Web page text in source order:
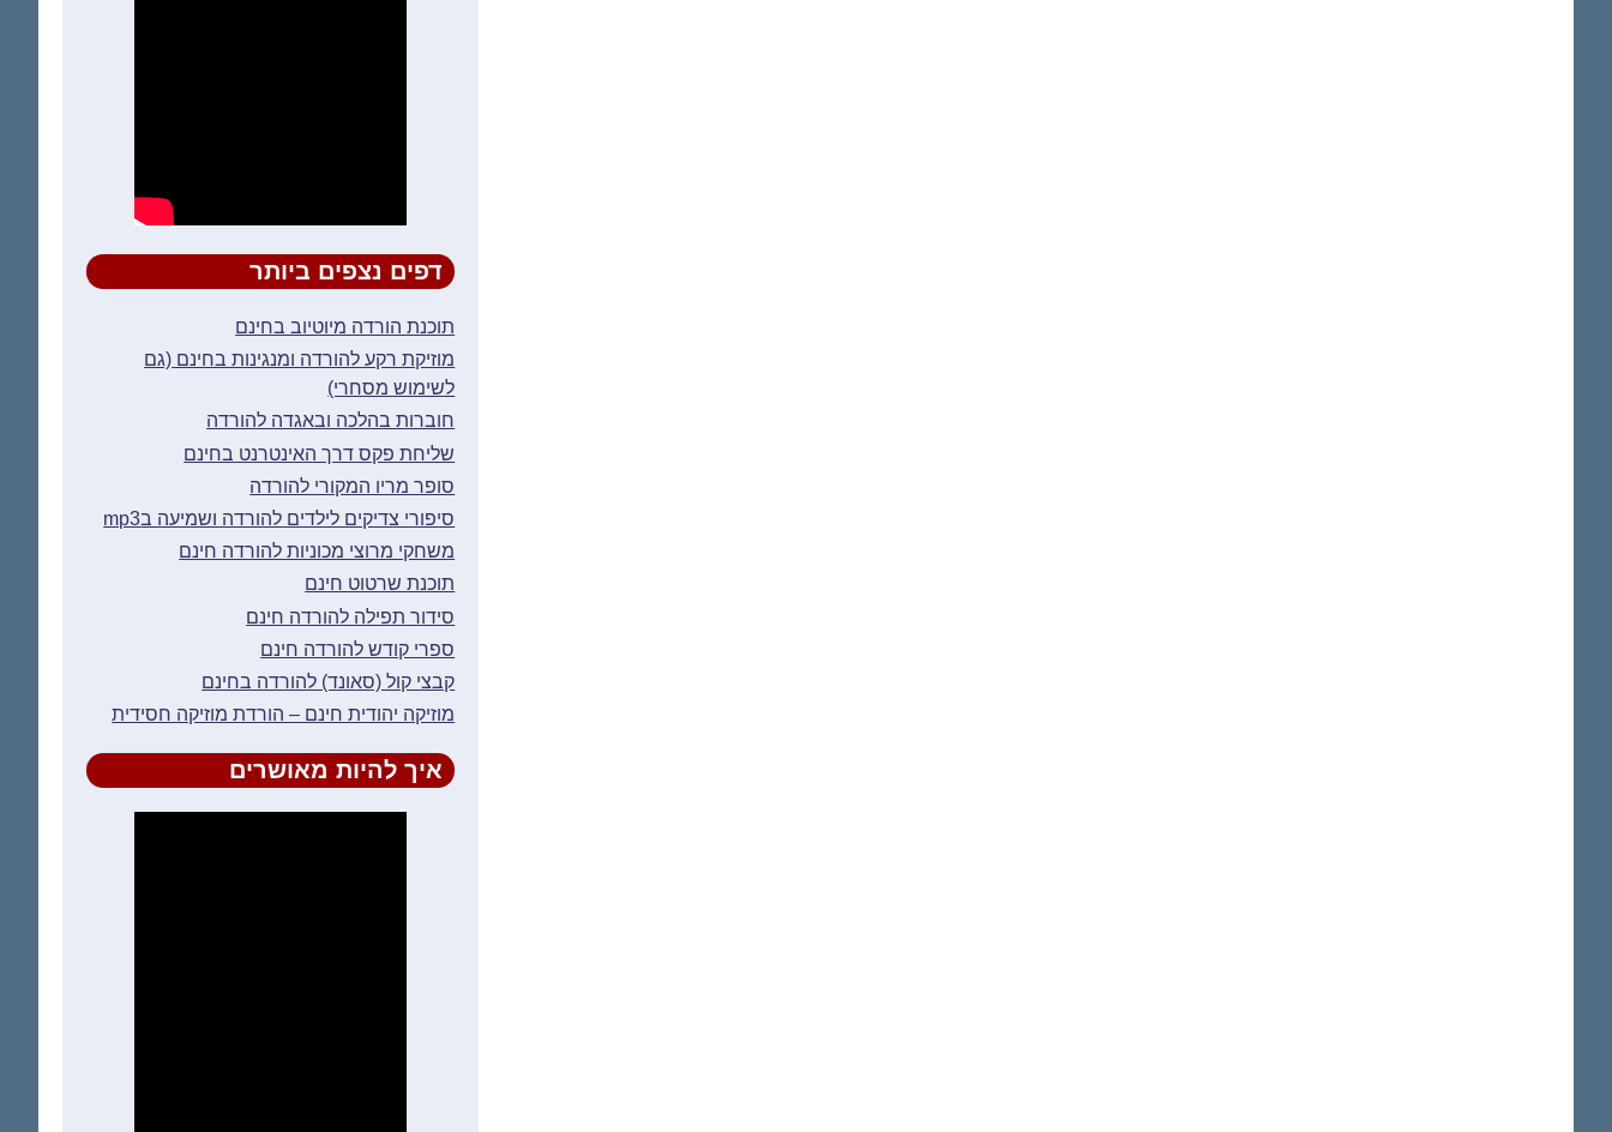
דפים נצפים ביותר
תוכנת הורדה מיוטיוב בחינם
מוזיקת רקע להורדה ומנגינות בחינם (גם
לשימוש מסחרי)
חוברות בהלכה ובאגדה להורדה
שליחת פקס דרך האינטרנט בחינם
סופר מריו המקורי להורדה
סיפורי צדיקים לילדים להורדה ושמיעה בmp3
משחקי מרוצי מכוניות להורדה חינם
תוכנת שרטוט חינם
סידור תפילה להורדה חינם
ספרי קודש להורדה חינם
קבצי קול (סאונד) להורדה בחינם
מוזיקה יהודית חינם – הורדת מוזיקה חסידית
איך להיות מאושרים